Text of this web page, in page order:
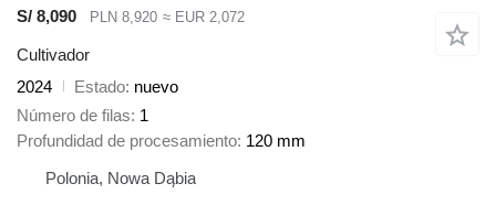
S/ 8,090 PLN 8,920 ≈ EUR 2,072
Cultivador
2024
Estado nuevo
Número de filas 1
Profundidad de procesamiento 120 mm
Polonia, Nowa Dąbia